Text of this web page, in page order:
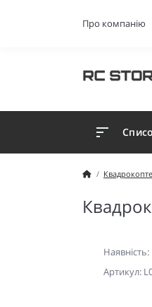
Про компанію
Наявність:
Артикул: